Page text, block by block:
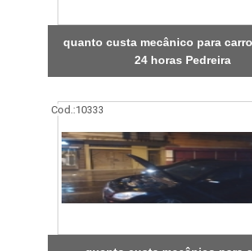
quanto custa mecânico para
24 horas Pedreira
Cod.:10333